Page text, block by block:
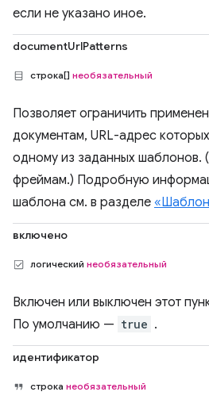
если не указано иное.
documentUrlPatterns
строка[] необязательный
Позволяет ограничить
документам, URL-адрес
одному из заданных шаблонов.
фреймам.) Подробную
шаблона см. в разделе
включено
логический необязательный
Включен или выключен этот
По умолчанию — true .
идентификатор
строка необязательный